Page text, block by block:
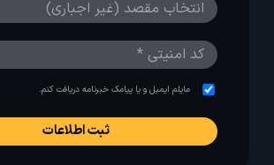
مایلم ایمیل و یا پیامک خبرنامه دریافت کنم.